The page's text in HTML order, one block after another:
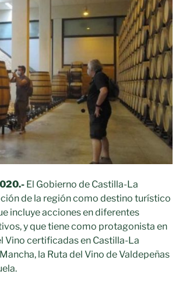
El Gobierno de Castilla-La
de la región como destino turístico
incluye acciones en diferentes
y que tiene como protagonista en
Vino certificadas en Castilla-La
la Ruta del Vino de Valdepeñas